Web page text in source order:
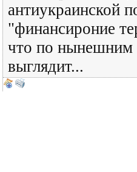
антиукраинской
"финансироние
что по нынешним
выглядит...